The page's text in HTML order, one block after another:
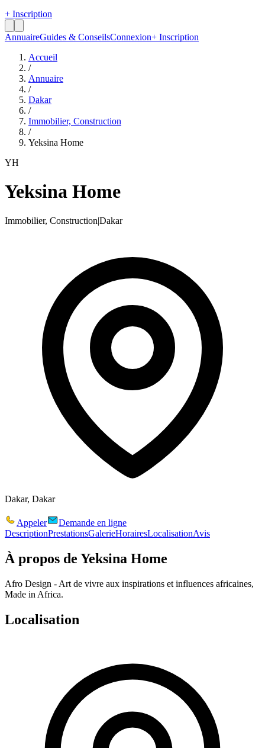
+ Inscription
AnnuaireGuides & ConseilsConnexion+ Inscription
Accueil
/
Annuaire
/
Dakar
/
Immobilier, Construction
/
Yeksina Home
YH
Yeksina Home
Immobilier, Construction|Dakar
Dakar, Dakar
Appeler
Demande en ligne
DescriptionPrestationsGalerieHorairesLocalisationAvis
À propos de Yeksina Home
Afro Design - Art de vivre aux inspirations et influences africaines,
Made in Africa.
Localisation